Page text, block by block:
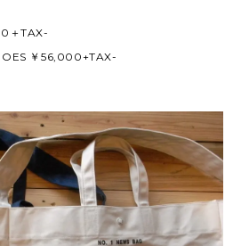
＋TAX-
￥56,000+TAX-